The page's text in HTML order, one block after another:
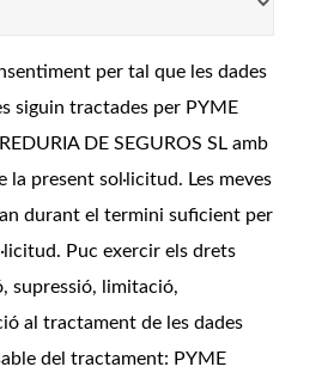
per tal que les dades
siguin tractades per PYME
DE SEGUROS SL amb
la present sol·licitud. Les meves
durant el termini suficient per
Puc exercir els drets
supressió, limitació,
al tractament de les dades
del tractament: PYME